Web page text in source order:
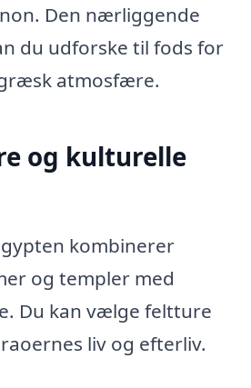
Den nærliggende
du udforske til fods for
atmosfære.
og kulturelle
kombinerer
og templer med
Du kan vælge feltture
liv og efterliv.